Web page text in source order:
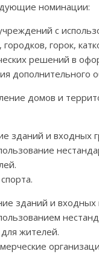
номинации:
с
горок,
решений в
дополнительного
домов и
зданий и входных
зданий и входных
жителей.